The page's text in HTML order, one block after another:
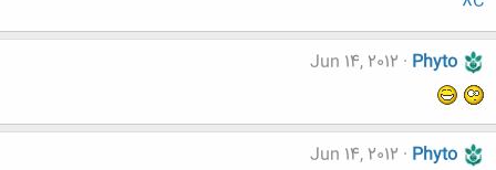
Phyto
Jun 14, 2012
Phyto
Jun 14, 2012